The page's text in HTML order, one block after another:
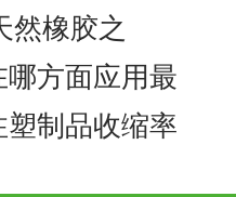
然橡胶之
哪方面应用最
塑制品收缩率